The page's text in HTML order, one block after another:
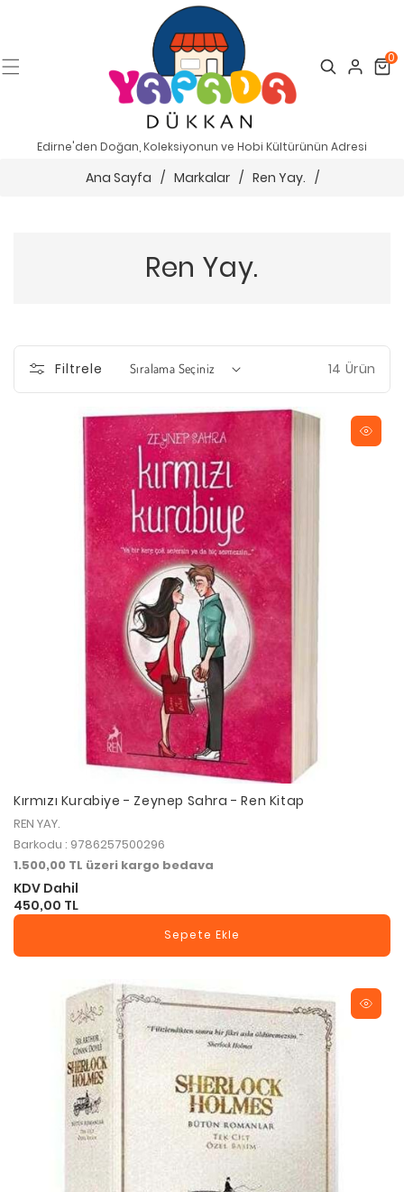
Search Cart
0
Edirne'den Doğan, Koleksiyonun ve Hobi Kültürünün Adresi
Ana Sayfa / Markalar / Ren Yay. /
Ren Yay.
Filtrele 14 Ürün
Kırmızı Kurabiye - Zeynep Sahra - Ren Kitap
REN YAY.
Barkodu : 9786257500296
1.500,00 TL üzeri kargo bedava
KDV Dahil
450,00 TL
Sepete Ekle